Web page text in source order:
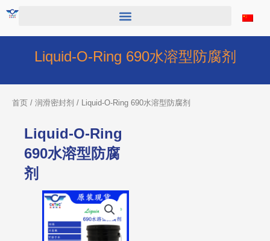
Liquid-O-Ring 690水溶型防腐剂
首页 / 润滑密封剂 / Liquid-O-Ring 690水溶型防腐剂
Liquid-O-Ring
690水溶型防腐
剂